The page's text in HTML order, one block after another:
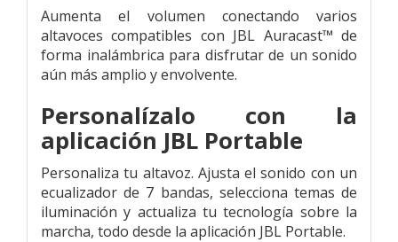
Aumenta el volumen conectando varios
altavoces compatibles con JBL Auracast™ de
forma inalámbrica para disfrutar de un sonido
aún más amplio y envolvente.
Personalízalo con la
aplicación JBL Portable
Personaliza tu altavoz. Ajusta el sonido con un
ecualizador de 7 bandas, selecciona temas de
iluminación y actualiza tu tecnología sobre la
marcha, todo desde la aplicación JBL Portable.